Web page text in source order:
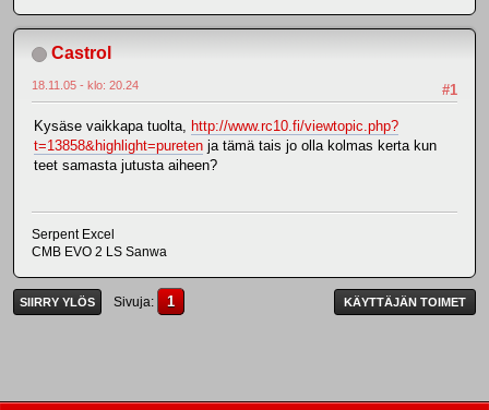
Castrol
#1
18.11.05 - klo: 20.24
Kysäse vaikkapa tuolta, http://www.rc10.fi/viewtopic.php?
t=13858&highlight=pureten ja tämä tais jo olla kolmas kerta kun
teet samasta jutusta aiheen?
Serpent Excel
CMB EVO 2 LS Sanwa
SIIRRY YLÖS Sivuja 1 KÄYTTÄJÄN TOIMET